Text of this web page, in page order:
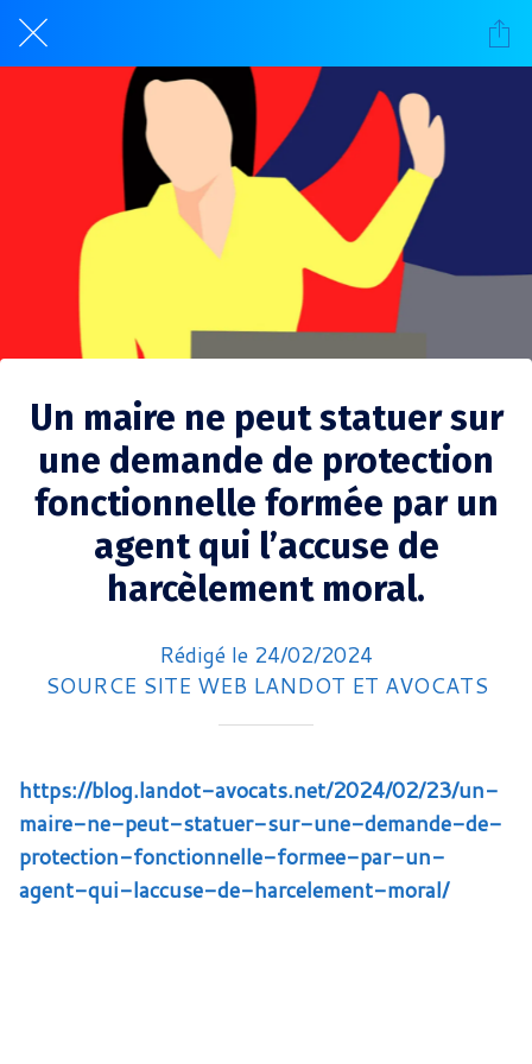
Un maire ne peut statuer sur
une demande de protection
fonctionnelle formée par un
agent qui l’accuse de
harcèlement moral.
Rédigé le 24/02/2024
SOURCE SITE WEB LANDOT ET AVOCATS
https://blog.landot-avocats.net/2024/02/23/un-
maire-ne-peut-statuer-sur-une-demande-de-
protection-fonctionnelle-formee-par-un-
agent-qui-laccuse-de-harcelement-moral/